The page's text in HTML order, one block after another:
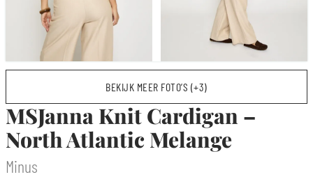
BEKIJK MEER FOTO’S (+3)
MSJanna Knit Cardigan –
North Atlantic Melange
Minus